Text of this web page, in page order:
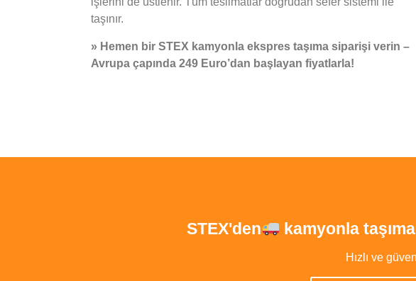
taşınır.
» Hemen bir STEX kamyonla ekspres taşıma siparişi verin –
Avrupa çapında 249 Euro’dan başlayan fiyatlarla!
STEX'den kamyonla
Hızlı ve